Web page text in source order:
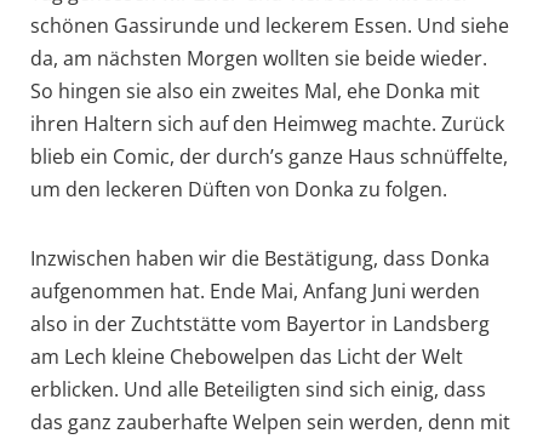
schönen Gassirunde und leckerem Essen. Und siehe
da, am nächsten Morgen wollten sie beide wieder.
So hingen sie also ein zweites Mal, ehe Donka mit
ihren Haltern sich auf den Heimweg machte. Zurück
blieb ein Comic, der durch’s ganze Haus schnüffelte,
um den leckeren Düften von Donka zu folgen.
Inzwischen haben wir die Bestätigung, dass Donka
aufgenommen hat. Ende Mai, Anfang Juni werden
also in der Zuchtstätte vom Bayertor in Landsberg
am Lech kleine Chebowelpen das Licht der Welt
erblicken. Und alle Beteiligten sind sich einig, dass
das ganz zauberhafte Welpen sein werden, denn mit